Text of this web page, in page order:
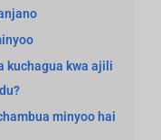
kuchagua kwa ajili
minyoo hai